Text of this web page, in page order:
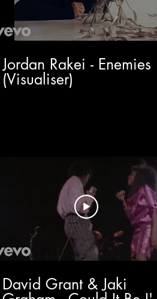
Jordan Rakei - Enemies
(Visualiser)
David Grant & Jaki